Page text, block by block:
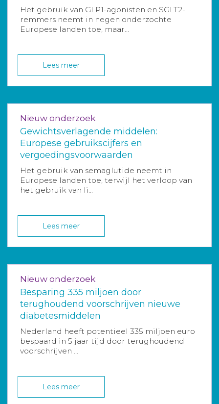
Het gebruik van GLP1-agonisten en SGLT2-
remmers neemt in negen onderzochte
Europese landen toe, maar...
Lees meer
Nieuw onderzoek
Gewichtsverlagende middelen:
Europese gebruikscijfers en
vergoedingsvoorwaarden
Het gebruik van semaglutide neemt in
Europese landen toe, terwijl het verloop van
het gebruik van li...
Lees meer
Nieuw onderzoek
Besparing 335 miljoen door
terughoudend voorschrijven nieuwe
diabetesmiddelen
Nederland heeft potentieel 335 miljoen euro
bespaard in 5 jaar tijd door terughoudend
voorschrijven ...
Lees meer